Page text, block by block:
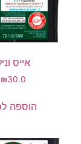
אייס
₪30.0
הוספה